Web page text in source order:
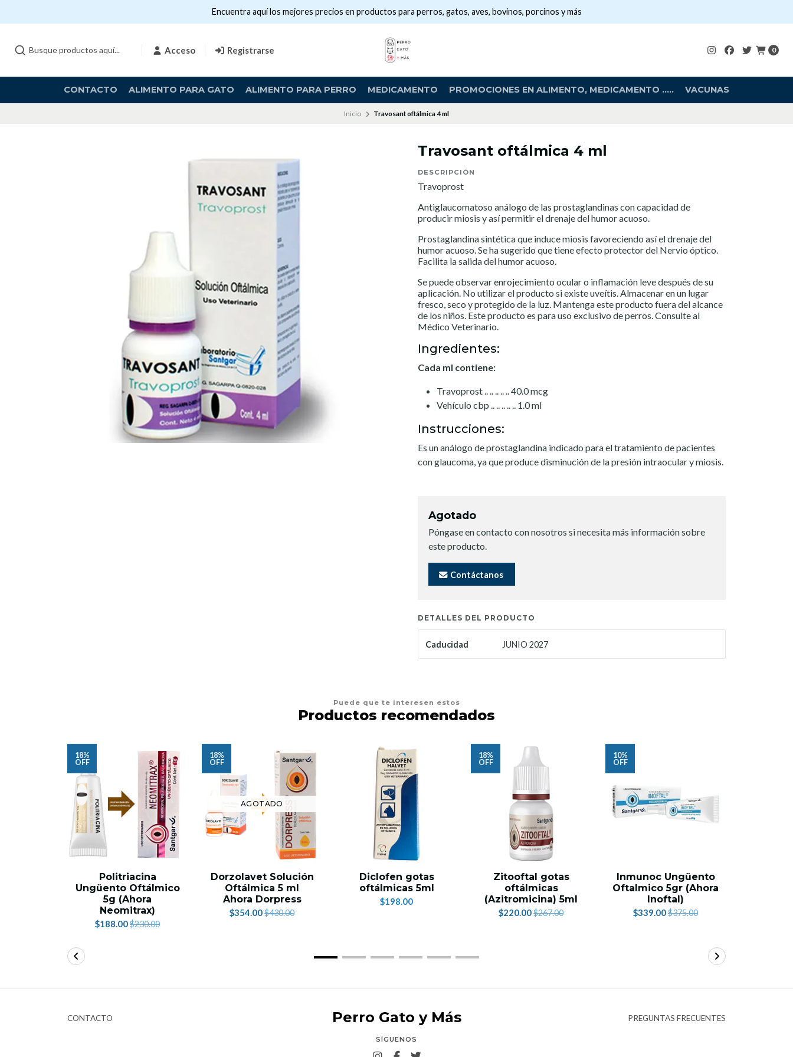
Acceso Registrarse 0
CONTACTO ALIMENTO PARA GATO ALIMENTO PARA PERRO MEDICAMENTO PROMOCIONES EN ALIMENTO, MEDICAMENTO ..... VACUNAS
Encuentra aquí los mejores precios en productos para perros, gatos, aves, bovinos, porcinos y más
Inicio Travosant oftálmica 4 ml
Travosant oftálmica 4 ml
DESCRIPCIÓN
Travoprost
Antiglaucomatoso análogo de las prostaglandinas con capacidad de
producir miosis y así permitir el drenaje del humor acuoso.
Prostaglandina sintética que induce miosis favoreciendo así el drenaje del
humor acuoso. Se ha sugerido que tiene efecto protector del Nervio óptico.
Facilita la salida del humor acuoso.
Se puede observar enrojecimiento ocular o inflamación leve después de su
aplicación. No utilizar el producto si existe uveítis. Almacenar en un lugar
fresco, seco y protegido de la luz. Mantenga este producto fuera del alcance
de los niños. Este producto es para uso exclusivo de perros. Consulte al
Médico Veterinario.
Ingredientes:
Cada ml contiene:
Travoprost .. .. .. .. .. 40.0 mcg
Vehículo cbp .. .. .. .. .. 1.0 ml
Instrucciones:
Es un análogo de prostaglandina indicado para el tratamiento de pacientes
con glaucoma, ya que produce disminución de la presión intraocular y miosis.
Agotado
Póngase en contacto con nosotros si necesita más información sobre
este producto.
Contáctanos
DETALLES DEL PRODUCTO
Caducidad JUNIO 2027
Puede que te interesen estos
Productos recomendados
18%
OFF
Politriacina
Ungüento Oftálmico
5g (Ahora
Neomitrax)
$188.00$230.00
18%
OFF
AGOTADO
Dorzolavet Solución
Oftálmica 5 ml
Ahora Dorpress
$354.00$430.00
Diclofen gotas
oftálmicas 5ml
$198.00
18%
OFF
Zitooftal gotas
oftálmicas
(Azitromicina) 5ml
$220.00$267.00
10%
OFF
Inmunoc Ungüento
Oftalmico 5gr (Ahora
Inoftal)
$339.00$375.00
Perro Gato y Más
SÍGUENOS
CONTACTO PREGUNTAS FRECUENTES